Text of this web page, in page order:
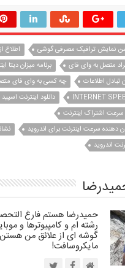
نمایش ترافیک مصرفی گوشی
اطلاع
متصل به وای فای
برنامه میزان دیتا
تبادل اطلاعات
چه کسی به وای فای
دانلود اینترنت
سرعت اشتراک اینترنت
دهنده سرعت اینترنت برای اندروید
اندروید
حمیدرضا هستم فارغ
رشته ام و کامپیوترها و
گوشه ای از علائق من
مایکروسافت!